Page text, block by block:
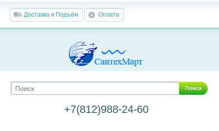
Доставка и Подъём Оплата
Поиск
+7(812)988-24-60